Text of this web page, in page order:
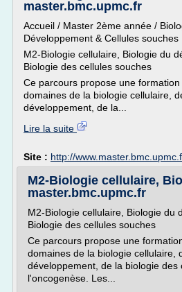
master.bmc.upmc.fr
Accueil / Master 2ème année /
Développement & Cellules souches
M2-Biologie cellulaire, Biologie du
Biologie des cellules souches
Ce parcours propose une
domaines de la biologie cellulaire,
développement, de la...
Lire la suite
Site : http://
M2-Biologie cellulaire,
master.bmc.upmc.fr
M2-Biologie cellulaire, Biologie du
Biologie des cellules souches
Ce parcours propose une
domaines de la biologie cellulaire,
développement, de la biologie des
l'oncogenèse. Les...